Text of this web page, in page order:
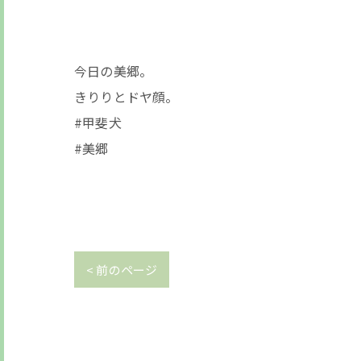
今日の美郷。
きりりとドヤ顔。
#甲斐犬
#美郷
< 前のページ